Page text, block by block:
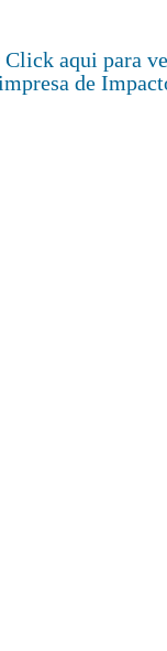
Click aqui para
de